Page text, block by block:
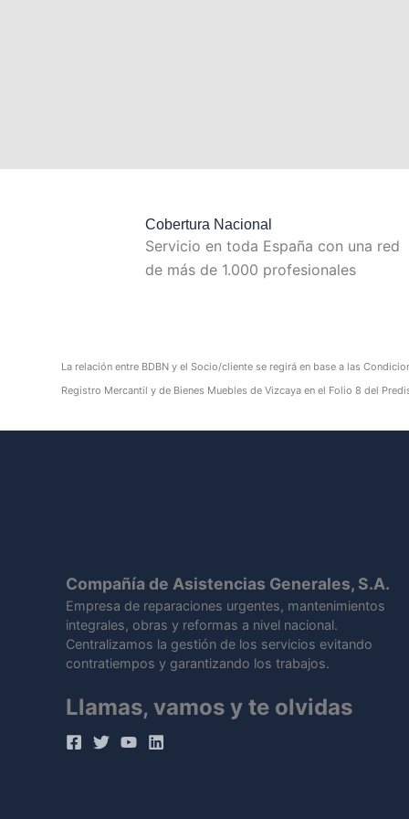
Cobertura Nacional
Servicio en toda España con una red
de más de 1.000 profesionales
La relación entre BDBN y el Socio/cliente se regirá en base a las
Registro Mercantil y de Bienes Muebles de Vizcaya en el Folio 8 del
Compañía de Asistencias Generales, S.A.
Empresa de reparaciones urgentes, mantenimientos
integrales, obras y reformas a nivel nacional.
Centralizamos la gestión de los servicios evitando
contratiempos y garantizando los trabajos.
Llamas, vamos y te olvidas